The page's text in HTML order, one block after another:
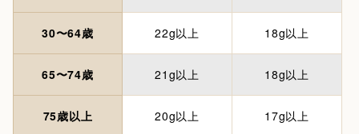
30〜64歳 22g以上 18g以上
65〜74歳 21g以上 18g以上
75歳以上 20g以上 17g以上